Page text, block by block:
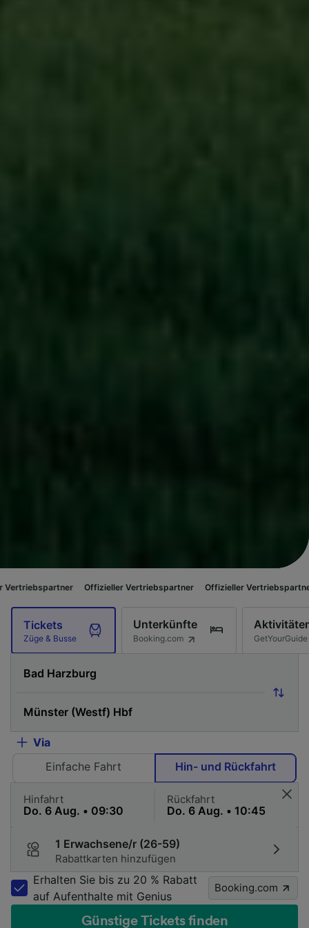
Offizieller Vertriebspartner Offizieller Vertriebspartner
Tickets
Züge & Busse
Unterkünfte
Booking.com GetYourGuide
Via
Einfache Fahrt
Hin- und Rückfahrt
Hinfahrt Rückfahrt
1 Erwachsene/r (26-59)
Rabattkarten hinzufügen
Erhalten Sie bis zu 20 % Rabatt
auf Aufenthalte mit Genius
Booking.com
Günstige Tickets finden